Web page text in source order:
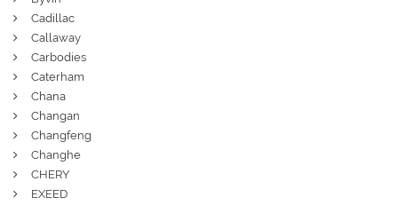
Cadillac
Callaway
Carbodies
Caterham
Chana
Changan
Changfeng
Changhe
CHERY
EXEED